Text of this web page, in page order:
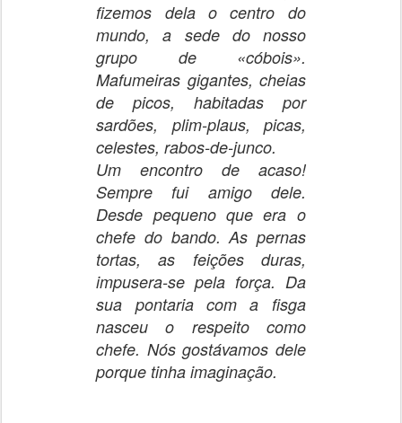
fizemos dela o centro do
mundo, a sede do nosso
grupo de «cóbois».
Mafumeiras gigantes, cheias
de picos, habitadas por
sardões, plim-plaus, picas,
celestes, rabos-de-junco.
Um encontro de acaso!
Sempre fui amigo dele.
Desde pequeno que era o
chefe do bando. As pernas
tortas, as feições duras,
impusera-se pela força. Da
sua pontaria com a fisga
nasceu o respeito como
chefe. Nós gostávamos dele
porque tinha imaginação.